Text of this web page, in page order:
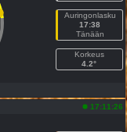
Auringonlasku
17:38
Tänään
Korkeus
4.2°
17:11:26